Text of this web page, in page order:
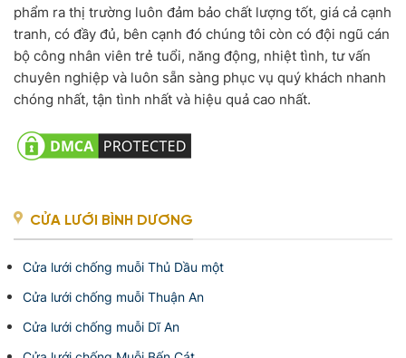
phẩm ra thị trường luôn đảm bảo chất lượng tốt, giá cả cạnh
tranh, có đầy đủ, bên cạnh đó chúng tôi còn có đội ngũ cán
bộ công nhân viên trẻ tuổi, năng động, nhiệt tình, tư vấn
chuyên nghiệp và luôn sẵn sàng phục vụ quý khách nhanh
chóng nhất, tận tình nhất và hiệu quả cao nhất.
CỬA LƯỚI BÌNH DƯƠNG
Cửa lưới chống muỗi Thủ Dầu một
Cửa lưới chống muỗi Thuận An
Cửa lưới chống muỗi Dĩ An